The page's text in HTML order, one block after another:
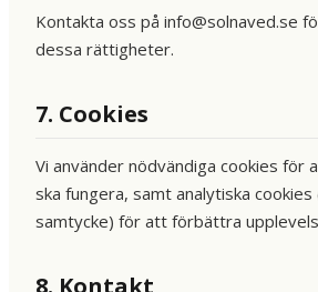
Kontakta oss på info@solnaved.se
dessa rättigheter.
7. Cookies
Vi använder nödvändiga cookies för
ska fungera, samt analytiska
samtycke) för att förbättra
8. Kontakt